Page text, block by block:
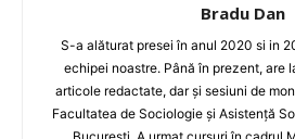
Bradu Dan
S-a alăturat presei în anul 2020 si in
echipei noastre. Până în prezent, are
articole redactate, dar și sesiuni de
Facultatea de Sociologie și Asistență